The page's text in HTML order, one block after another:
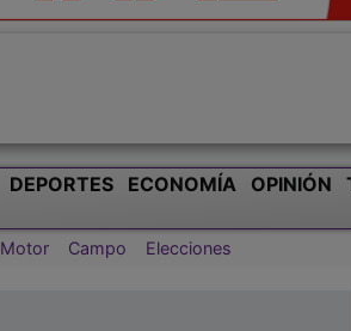
DEPORTES ECONOMÍA OPINIÓN
Motor Campo Elecciones